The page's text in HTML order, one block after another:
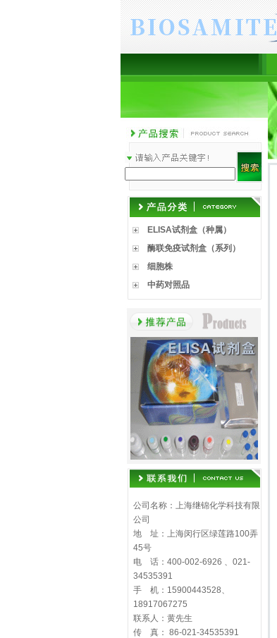
ELISA试剂盒（种属）
酶联免疫试剂盒（系列）
细胞株
中药对照品
公司名称：上海继锦化学科技有限
公司
地 址：上海闵行区绿莲路100弄
45号
电 话：400-002-6926 、021-
34535391
手 机：15900443528、
18917067275
联系人：黄先生
传 真： 86-021-34535391